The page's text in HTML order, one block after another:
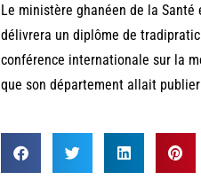
Le ministère ghanéen de la
délivrera un diplôme de
conférence internationale sur la
que son département allait